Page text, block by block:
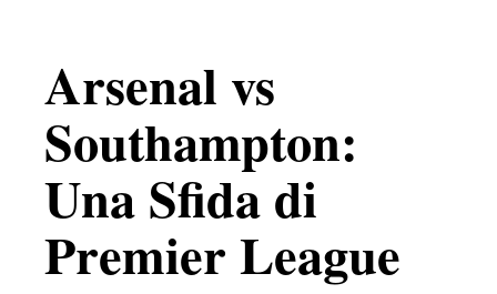
Arsenal vs
Southampton:
Una Sfida di
Premier League